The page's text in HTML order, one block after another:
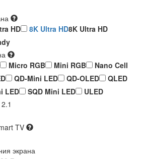
HD 8K Ultra HD8K Ultra HD
Micro RGB Mini RGB
Nano Cell
QD-Mini LED QD-OLED
QLED
LED SQD Mini LED
ULED
TV
экрана